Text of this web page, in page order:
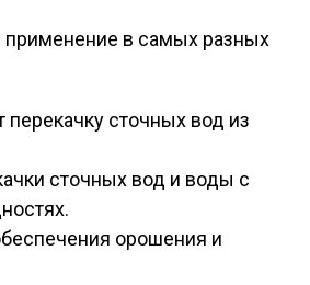
применение в самых разных
сточных вод из
сточных вод и воды с
орошения и